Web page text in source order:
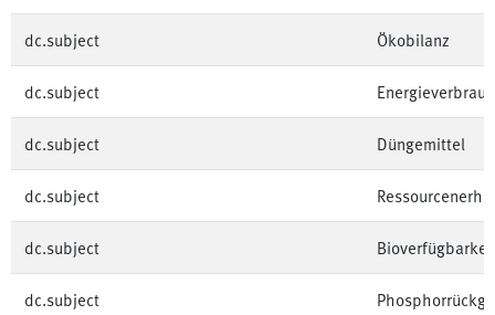
dc.subject Ökobilanz
dc.subject
dc.subject Düngemittel
dc.subject
dc.subject
dc.subject